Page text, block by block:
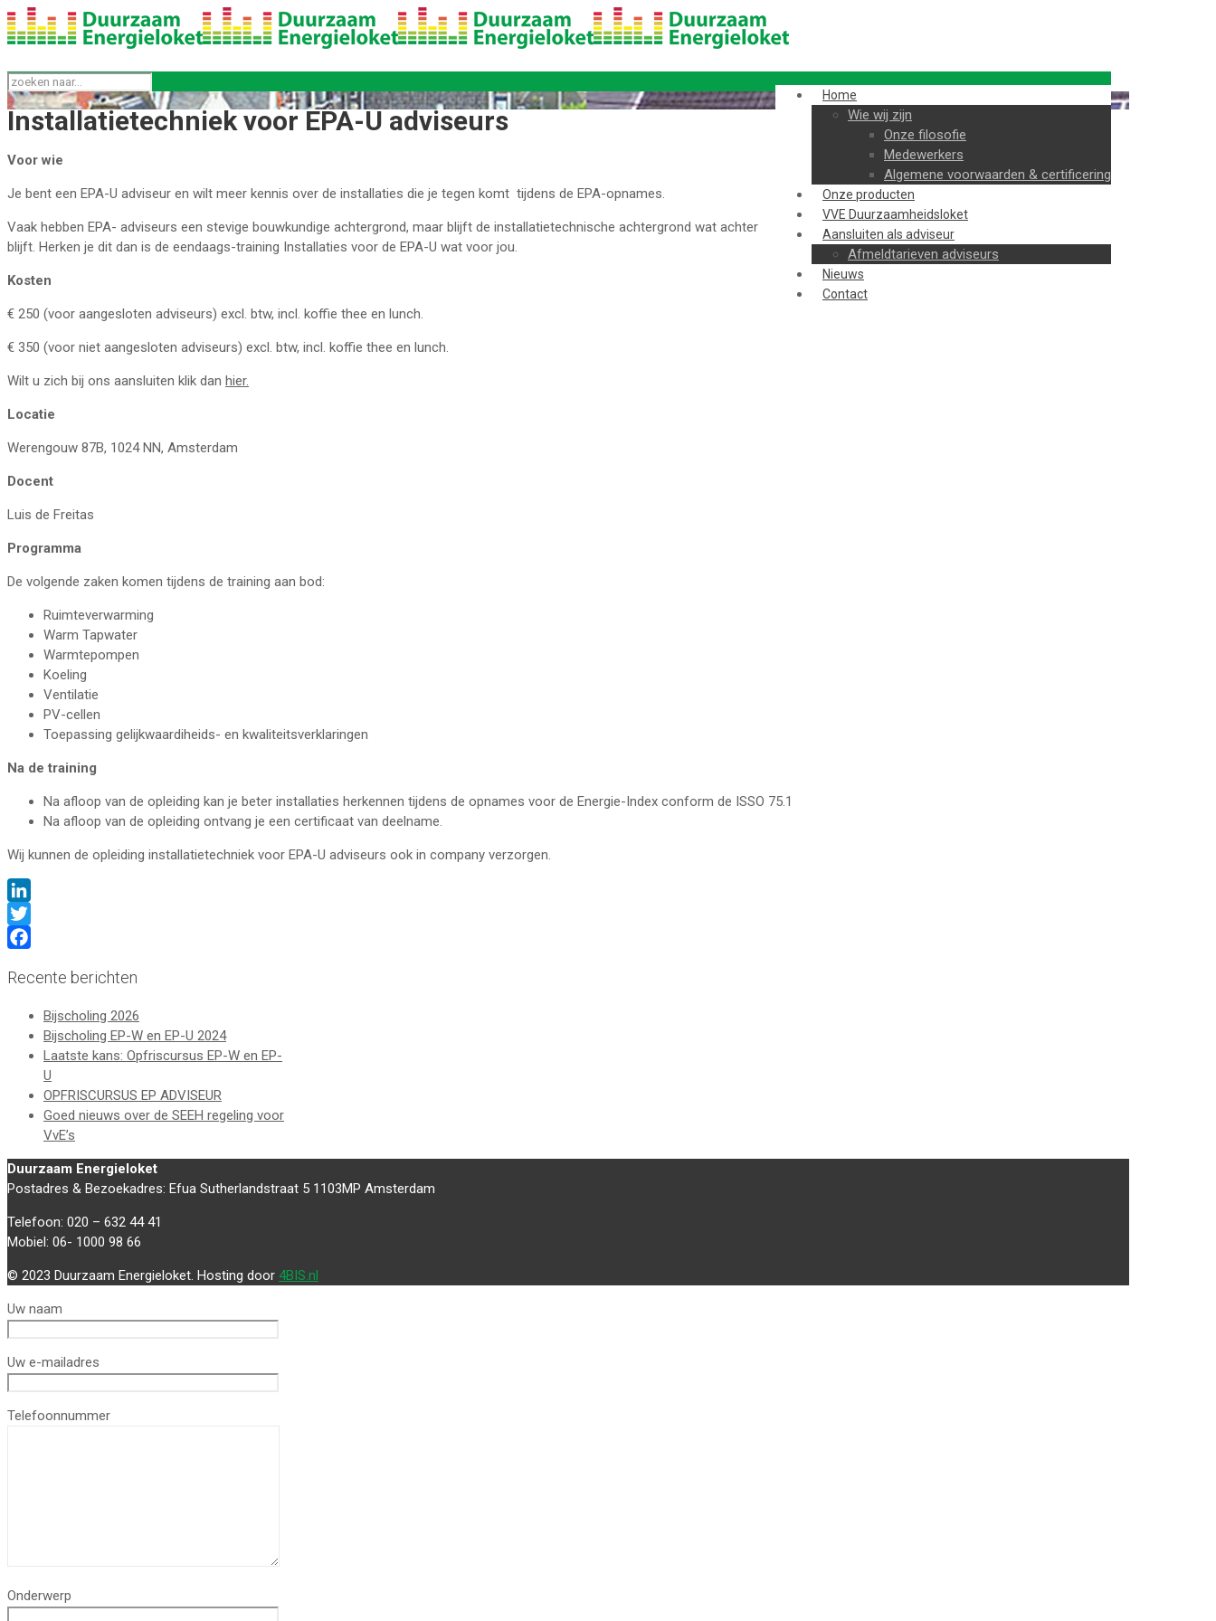
Home
Wie wij zijn
Onze filosofie
Medewerkers
Algemene voorwaarden & certificering
Onze producten
VVE Duurzaamheidsloket
Aansluiten als adviseur
Afmeldtarieven adviseurs
Nieuws
Contact
Installatietechniek voor EPA-U adviseurs
Voor wie
Je bent een EPA-U adviseur en wilt meer kennis over de installaties die je tegen komt tijdens de EPA-opnames.
Vaak hebben EPA- adviseurs een stevige bouwkundige achtergrond, maar blijft de installatietechnische achtergrond wat achter
blijft. Herken je dit dan is de eendaags-training Installaties voor de EPA-U wat voor jou.
Kosten
€ 250 (voor aangesloten adviseurs) excl. btw, incl. koffie thee en lunch.
€ 350 (voor niet aangesloten adviseurs) excl. btw, incl. koffie thee en lunch.
Wilt u zich bij ons aansluiten klik dan hier.
Locatie
Werengouw 87B, 1024 NN, Amsterdam
Docent
Luis de Freitas
Programma
De volgende zaken komen tijdens de training aan bod:
Ruimteverwarming
Warm Tapwater
Warmtepompen
Koeling
Ventilatie
PV-cellen
Toepassing gelijkwaardiheids- en kwaliteitsverklaringen
Na de training
Na afloop van de opleiding kan je beter installaties herkennen tijdens de opnames voor de Energie-Index conform de ISSO 75.1
Na afloop van de opleiding ontvang je een certificaat van deelname.
Wij kunnen de opleiding installatietechniek voor EPA-U adviseurs ook in company verzorgen.
LinkedIn
Twitter
Recente berichten
Bijscholing 2026
Bijscholing EP-W en EP-U 2024
Laatste kans: Opfriscursus EP-W en EP-
U
OPFRISCURSUS EP ADVISEUR
Goed nieuws over de SEEH regeling voor
VvE’s
Duurzaam Energieloket
Postadres & Bezoekadres: Efua Sutherlandstraat 5 1103MP Amsterdam
Telefoon: 020 – 632 44 41
Mobiel: 06- 1000 98 66
© 2023 Duurzaam Energieloket. Hosting door 4BIS.nl
Uw naam
Uw e-mailadres
Telefoonnummer
Onderwerp